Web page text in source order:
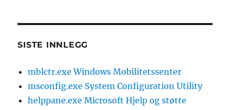
SISTE INNLEGG
mblctr.exe Windows Mobilitetssenter
msconfig.exe System Configuration Utility
helppane.exe Microsoft Hjelp og støtte